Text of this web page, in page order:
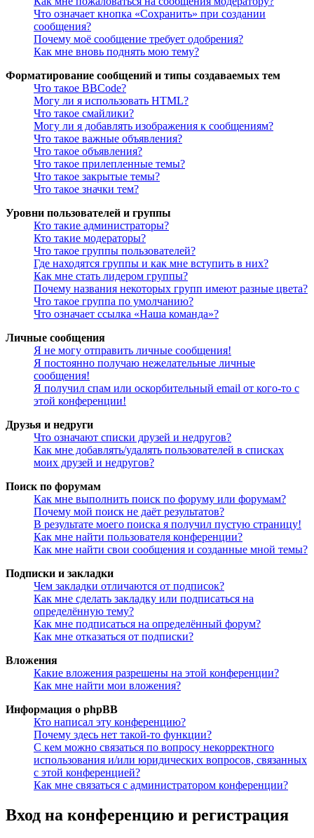
Что означает кнопка «Сохранить» при создании
сообщения?
Почему моё сообщение требует одобрения?
Как мне вновь поднять мою тему?
Форматирование сообщений и типы создаваемых тем
Что такое BBCode?
Могу ли я использовать HTML?
Что такое смайлики?
Могу ли я добавлять изображения к сообщениям?
Что такое важные объявления?
Что такое объявления?
Что такое прилепленные темы?
Что такое закрытые темы?
Что такое значки тем?
Уровни пользователей и группы
Кто такие администраторы?
Кто такие модераторы?
Что такое группы пользователей?
Где находятся группы и как мне вступить в них?
Как мне стать лидером группы?
Почему названия некоторых групп имеют разные цвета?
Что такое группа по умолчанию?
Что означает ссылка «Наша команда»?
Личные сообщения
Я не могу отправить личные сообщения!
Я постоянно получаю нежелательные личные
сообщения!
Я получил спам или оскорбительный email от кого-то с
этой конференции!
Друзья и недруги
Что означают списки друзей и недругов?
Как мне добавлять/удалять пользователей в списках
моих друзей и недругов?
Поиск по форумам
Как мне выполнить поиск по форуму или форумам?
Почему мой поиск не даёт результатов?
В результате моего поиска я получил пустую страницу!
Как мне найти пользователя конференции?
Как мне найти свои сообщения и созданные мной темы?
Подписки и закладки
Чем закладки отличаются от подписок?
Как мне сделать закладку или подписаться на
определённую тему?
Как мне подписаться на определённый форум?
Как мне отказаться от подписки?
Вложения
Какие вложения разрешены на этой конференции?
Как мне найти мои вложения?
Информация о phpBB
Кто написал эту конференцию?
Почему здесь нет такой-то функции?
С кем можно связаться по вопросу некорректного
использования и/или юридических вопросов, связанных
с этой конференцией?
Как мне связаться с администратором конференции?
Вход на конференцию и регистрация